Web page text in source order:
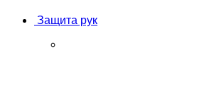
Защита рук